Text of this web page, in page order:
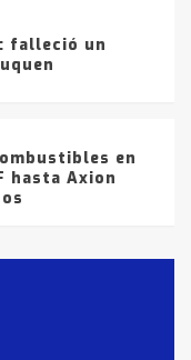
falleció un
en
hasta Axion